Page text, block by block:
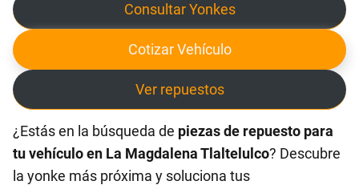
Consultar Yonkes
Cotizar Vehículo
Ver repuestos
¿Estás en la búsqueda de piezas de repuesto para
tu vehículo en La Magdalena Tlaltelulco? Descubre
la yonke más próxima y soluciona tus